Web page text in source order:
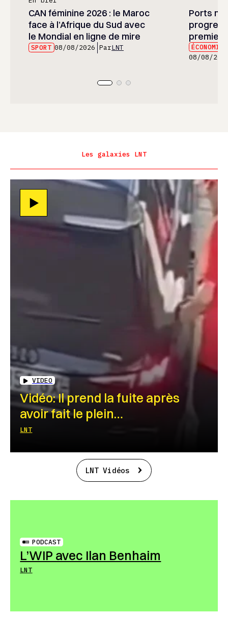
CAN féminine 2026 : le Maroc
face à l’Afrique du Sud avec
le Mondial en ligne de mire
SPORT 08/08/2026 ParLNT
Ports
premier
08/08/
Les galaxies LNT
VIDEO
Vidéo: Il prend la fuite après
avoir fait le plein…
LNT
LNT Vidéos
PODCAST
L’WIP avec Ilan Benhaim
LNT